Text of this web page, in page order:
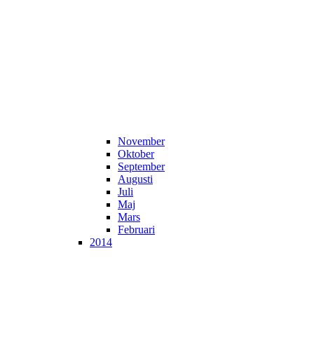
November
Oktober
September
Augusti
Juli
Maj
Mars
Februari
2014